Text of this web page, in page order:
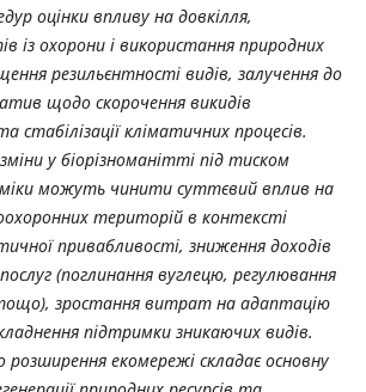
оцінки впливу на довкілля,
із охорони і використання природних
резильєнтності видів, залучення до
щодо скорочення викидів
стабілізації кліматичних процесів.
у біорізноманітті під тиском
можуть чинити суттєвий вплив на
територій в контексті
привабливості, зниження доходів
(поглинання вуглецю, регулювання
зростання витрат на адаптацію
підтримки зникаючих видів.
екомережі складає основну